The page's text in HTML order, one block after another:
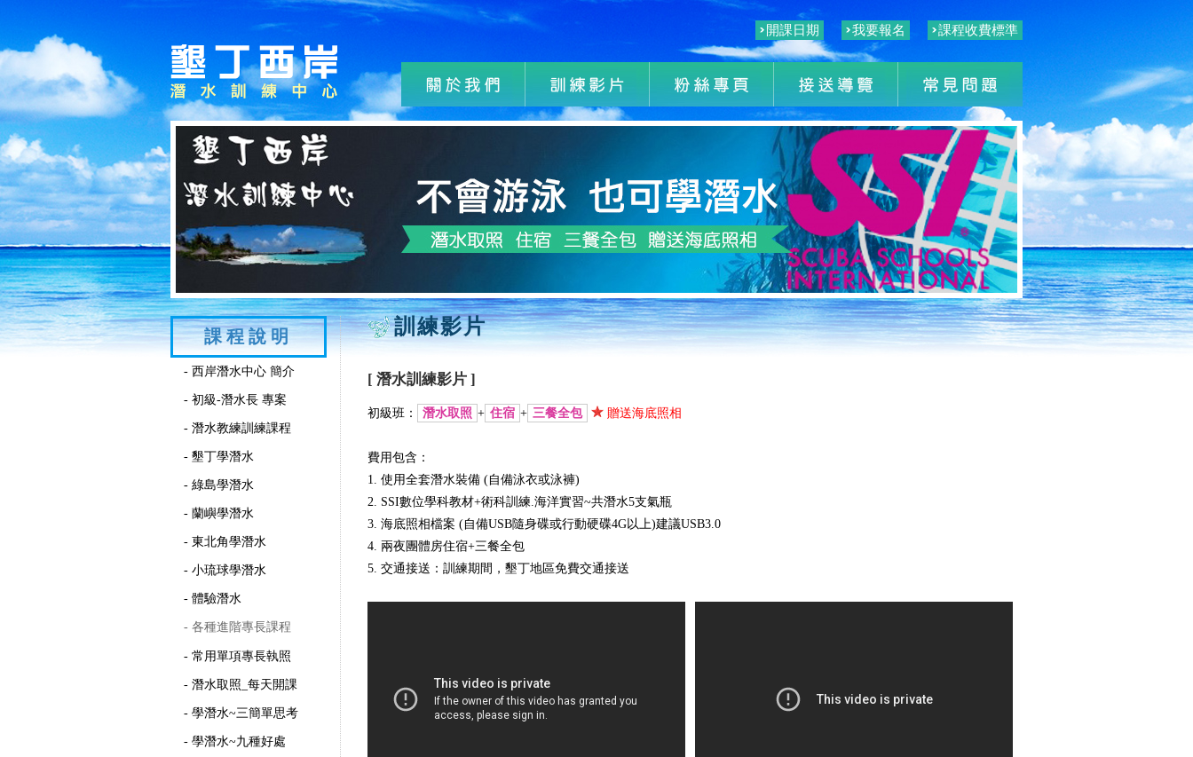
開課日期 我要報名 課程收費標準
課程說明
- 西岸潛水中心 簡介
- 初級-潛水長 專案
- 潛水教練訓練課程
- 墾丁學潛水
- 綠島學潛水
- 蘭嶼學潛水
- 東北角學潛水
- 小琉球學潛水
- 體驗潛水
- 各種進階專長課程
- 常用單項專長執照
- 潛水取照_每天開課
- 學潛水~三簡單思考
- 學潛水~九種好處
訓練影片
[ 潛水訓練影片 ]
初級班： 潛水取照 + 住宿 + 三餐全包 贈送海底照相
費用包含：
1. 使用全套潛水裝備 (自備泳衣或泳褲)
2. SSI數位學科教材+術科訓練.海洋實習~共潛水5支氣瓶
3. 海底照相檔案 (自備USB隨身碟或行動硬碟4G以上)建議USB3.0
4. 兩夜團體房住宿+三餐全包
5. 交通接送：訓練期間，墾丁地區免費交通接送